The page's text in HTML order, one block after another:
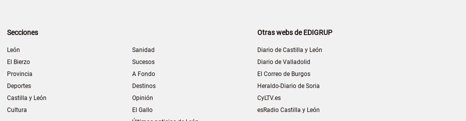
Secciones
León
El Bierzo
Provincia
Deportes
Castilla y León
Cultura
Sanidad
Sucesos
A Fondo
Destinos
Opinión
El Gallo
Otras webs de EDIGRUP
Diario de Castilla y León
Diario de Valladolid
El Correo de Burgos
Heraldo-Diario de Soria
CyLTV.es
esRadio Castilla y León